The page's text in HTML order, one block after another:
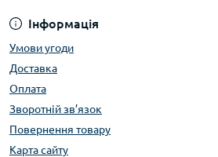
Інформація
Умови угоди
Доставка
Оплата
Зворотній зв’язок
Повернення товару
Карта сайту